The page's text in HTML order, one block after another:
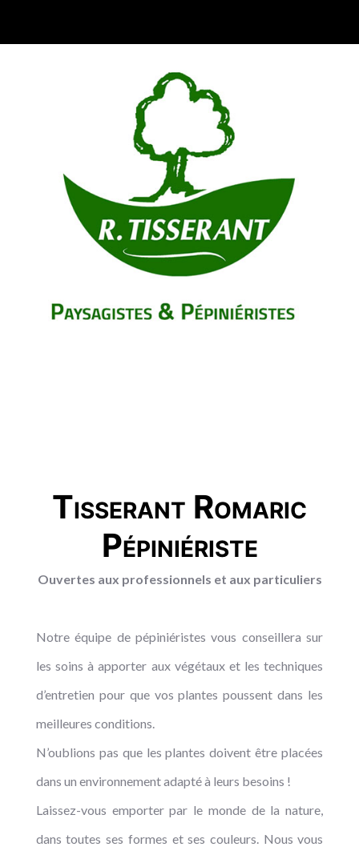
Tisserant Romaric
Pépiniériste
Ouvertes aux professionnels et aux particuliers
Notre équipe de pépiniéristes vous conseillera sur
les soins à apporter aux végétaux et les techniques
d’entretien pour que vos plantes poussent dans les
meilleures conditions.
N’oublions pas que les plantes doivent être placées
dans un environnement adapté à leurs besoins !
Laissez-vous emporter par le monde de la nature,
dans toutes ses formes et ses couleurs. Nous vous